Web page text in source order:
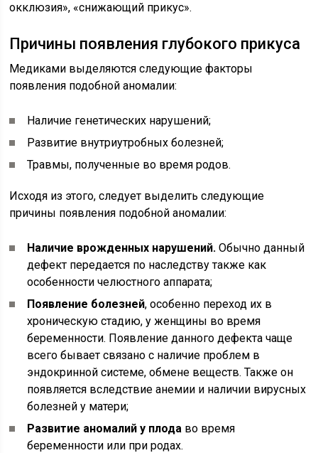
окклюзия», «снижающий прикус».
Причины появления глубокого прикуса
Медиками выделяются следующие факторы
появления подобной аномалии:
Наличие генетических нарушений;
Развитие внутриутробных болезней;
Травмы, полученные во время родов.
Исходя из этого, следует выделить следующие
причины появления подобной аномалии:
Наличие врожденных нарушений. Обычно данный
дефект передается по наследству также как
особенности челюстного аппарата;
Появление болезней, особенно переход их в
хроническую стадию, у женщины во время
беременности. Появление данного дефекта чаще
всего бывает связано с наличие проблем в
эндокринной системе, обмене веществ. Также он
появляется вследствие анемии и наличии вирусных
болезней у матери;
Развитие аномалий у плода во время
беременности или при родах.